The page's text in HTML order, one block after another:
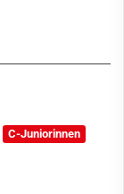
C-Juniorinnen